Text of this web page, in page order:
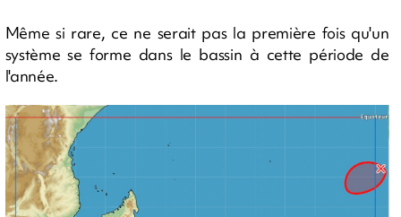
Même si rare, ce ne serait pas la première fois qu'un
système se forme dans le bassin à cette période de
l'année.